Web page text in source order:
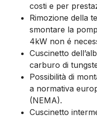
costi e per
Rimozione della
smontare la
4kW non é
Cuscinetto
carburo di
Possibilità di
a normativa
(NEMA).
Cuscinetto